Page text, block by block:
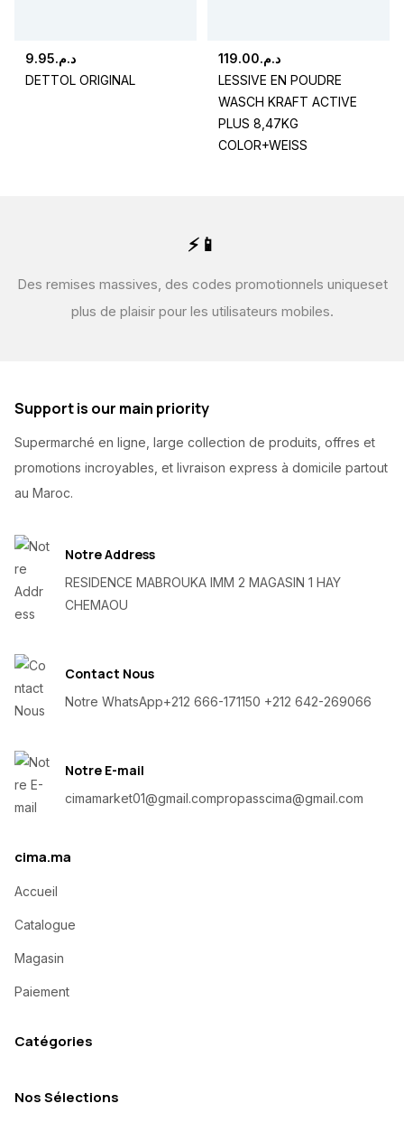
د.م.9.95
DETTOL ORIGINAL
د.م.119.00
LESSIVE EN POUDRE
WASCH KRAFT ACTIVE
PLUS 8,47KG
COLOR+WEISS
⚡📱
Des remises massives, des codes promotionnels uniqueset
plus de plaisir pour les utilisateurs mobiles.
Support is our main priority
Supermarché en ligne, large collection de produits, offres et
promotions incroyables, et livraison express à domicile partout
au Maroc.
Notre Address
RESIDENCE MABROUKA IMM 2 MAGASIN 1 HAY
CHEMAOU
Contact Nous
Notre WhatsApp+212 666-171150 +212 642-269066
Notre E-mail
cimamarket01@gmail.compropasscima@gmail.com
cima.ma
Accueil
Catalogue
Magasin
Paiement
Catégories
Nos Sélections